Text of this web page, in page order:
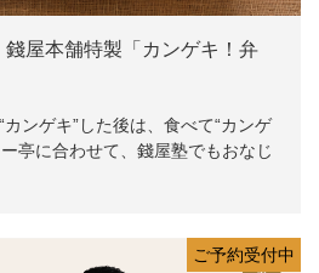
錢屋本舗特製「カンゲキ！弁
ンゲキ”した後は、食べて“カンゲ
亭に合わせて、錢屋塾でもおなじ
ご予約受付中